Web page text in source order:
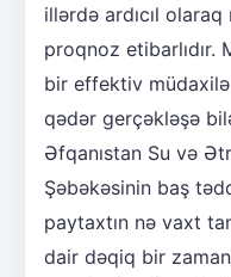
illərdə ardıcıl
proqnoz etibarlıdır.
bir effektiv
qədər gerçəkləşə
Əfqanıstan Su və
Şəbəkəsinin baş
paytaxtın nə vaxt
dair dəqiq bir